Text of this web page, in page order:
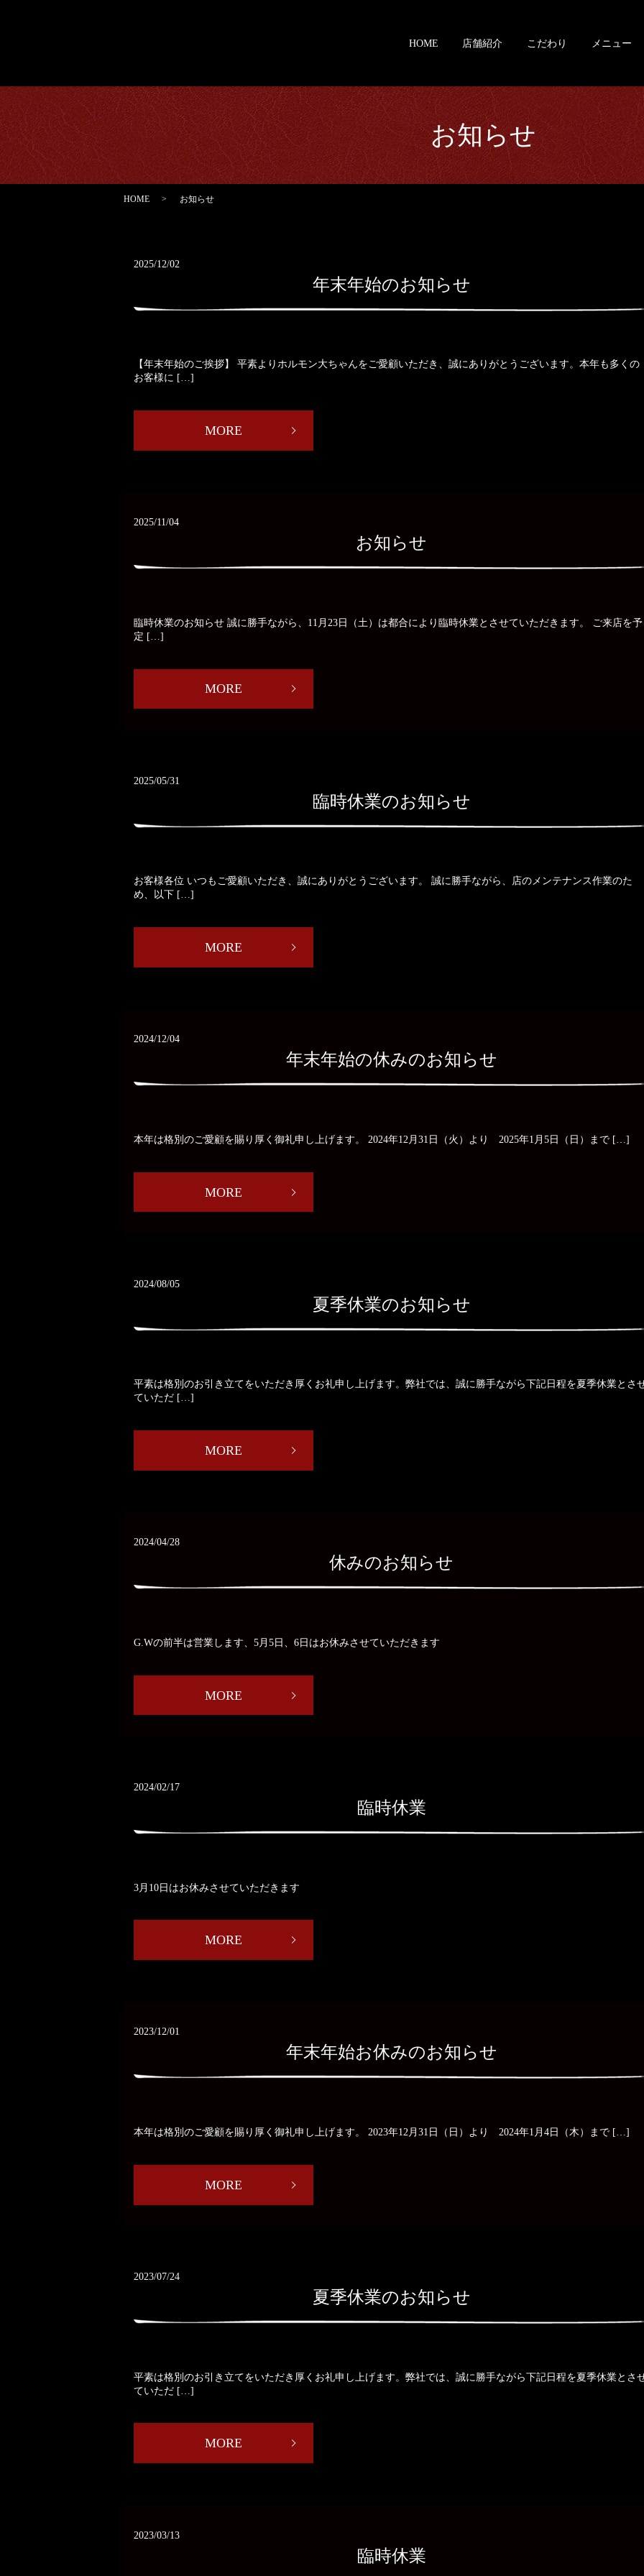
HOME 店舗紹介 こだわり メニュー
お知らせ
HOME お知らせ
2025/12/02
年末年始のお知らせ
【年末年始のご挨拶】 平素よりホルモン大ちゃんをご愛顧いただき、誠にありがとうございます。本年も多くの
お客様に […]
MORE
2025/11/04
お知らせ
臨時休業のお知らせ 誠に勝手ながら、11月23日（土）は都合により臨時休業とさせていただきます。 ご来店を予
定 […]
MORE
2025/05/31
臨時休業のお知らせ
お客様各位 いつもご愛顧いただき、誠にありがとうございます。 誠に勝手ながら、店のメンテナンス作業のた
め、以下 […]
MORE
2024/12/04
年末年始の休みのお知らせ
本年は格別のご愛顧を賜り厚く御礼申し上げます。 2024年12月31日（火）より 2025年1月5日（日）まで […]
MORE
2024/08/05
夏季休業のお知らせ
平素は格別のお引き立てをいただき厚くお礼申し上げます。弊社では、誠に勝手ながら下記日程を夏季休業とさ
ていただ […]
MORE
2024/04/28
休みのお知らせ
G.Wの前半は営業します、5月5日、6日はお休みさせていただきます
MORE
2024/02/17
臨時休業
3月10日はお休みさせていただきます
MORE
2023/12/01
年末年始お休みのお知らせ
本年は格別のご愛顧を賜り厚く御礼申し上げます。 2023年12月31日（日）より 2024年1月4日（木）まで […]
MORE
2023/07/24
夏季休業のお知らせ
平素は格別のお引き立てをいただき厚くお礼申し上げます。弊社では、誠に勝手ながら下記日程を夏季休業とさ
ていただ […]
MORE
2023/03/13
臨時休業